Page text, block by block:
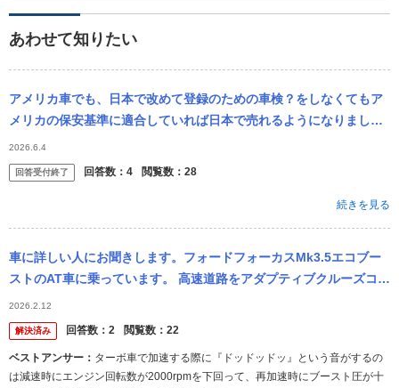
あわせて知りたい
アメリカ車でも、日本で改めて登録のための車検？をしなくてもア
メリカの保安基準に適合していれば日本で売れるようになりました
が、 結局アメリカメーカーはその制度を使ってませんよね？何故で
すか？ 日本...
2026.6.4
回答受付終了 回答数： 4 閲覧数： 28
続きを見る
車に詳しい人にお聞きします。フォードフォーカスMk3.5エコブー
ストのAT車に乗っています。 高速道路をアダプティブクルーズコン
トロールで100kmほどで走っていて前の車に詰まり車速が落ちたあ
と...
2026.2.12
解決済み 回答数： 2 閲覧数： 22
ベストアンサー： ターボ車で加速する際に『ドッドッドッ』という音がするの
は減速時にエンジン回転数が2000rpmを下回って、再加速時にブースト圧が十